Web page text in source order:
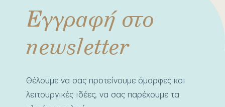
Εγγραφή στο
newsletter
Θέλουμε να σας προτείνουμε όμορφες και
λειτουργικές ιδέες, να σας παρέχουμε τα